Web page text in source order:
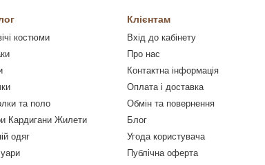
костюми
та поло
Кардигани Жилети
одяг
Клієнтам
Вхід до кабінету
Про нас
Контактна інформація
Оплата і доставка
Обмін та повернення
Блог
Угода користувача
Публічна оферта